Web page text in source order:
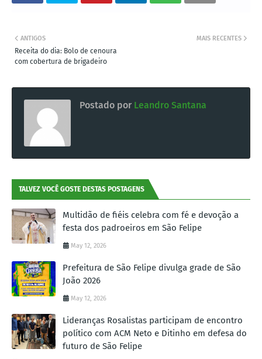
MAIS RECENTES
ANTIGOS
Receita do dia: Bolo de cenoura
com cobertura de brigadeiro
Postado por Leandro Santana
TALVEZ VOCÊ GOSTE DESTAS POSTAGENS
Multidão de fiéis celebra com fé e devoção a
festa dos padroeiros em São Felipe
May 12, 2026
Prefeitura de São Felipe divulga grade de São
João 2026
May 12, 2026
Lideranças Rosalistas participam de encontro
político com ACM Neto e Ditinho em defesa do
futuro de São Felipe